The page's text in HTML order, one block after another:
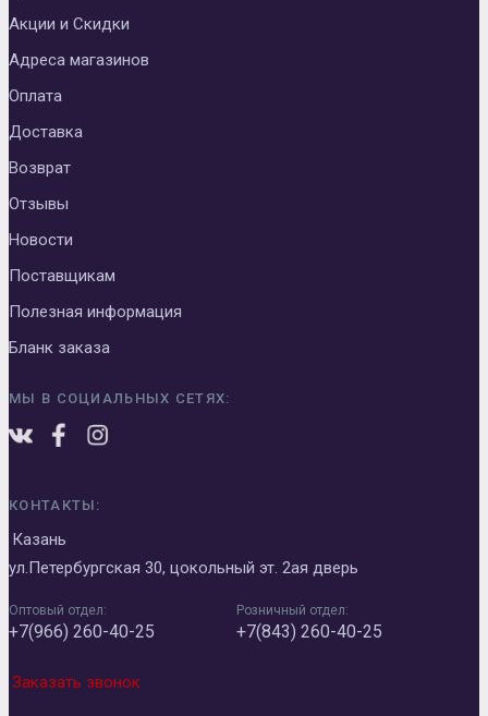
Акции и Скидки
Адреса магазинов
Оплата
Доставка
Возврат
Отзывы
Новости
Поставщикам
Полезная информация
Бланк заказа
МЫ В СОЦИАЛЬНЫХ СЕТЯХ:
КОНТАКТЫ:
Казань
ул.Петербургская 30, цокольный эт. 2ая дверь
Оптовый отдел:
+7(966) 260-40-25
Розничный отдел:
+7(843) 260-40-25
Заказать звонок